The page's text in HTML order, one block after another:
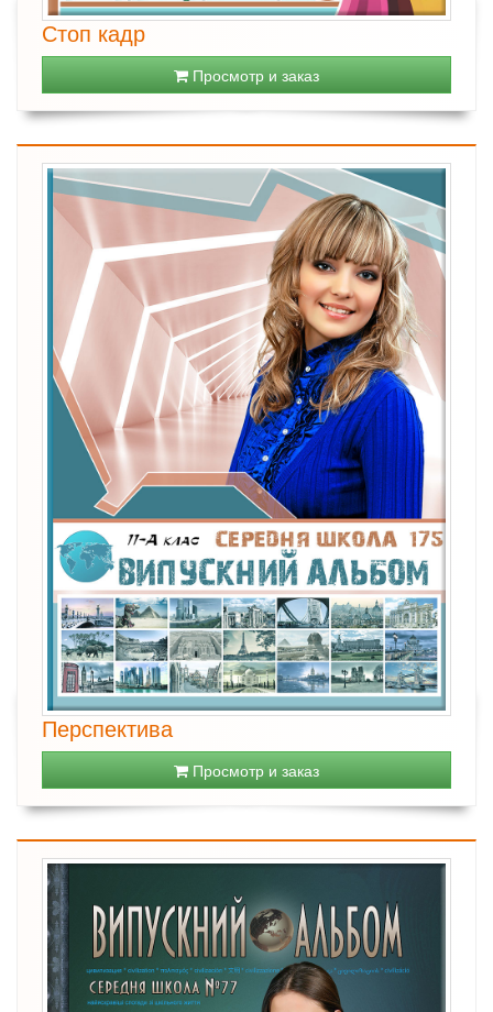
Стоп кадр
Просмотр и заказ
Перспектива
Просмотр и заказ